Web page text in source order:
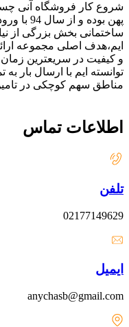
پهن
ساختمانی بخش بزرگی از
ایم،هدف اصلی مجموعه
و کیفیت در سریعترین
توانسته ایم با ارسال بار
مناطق سهم کوچکی در
اطلاعات تماس
تلفن
02177149629
ایمیل
anychasb@gmail.com